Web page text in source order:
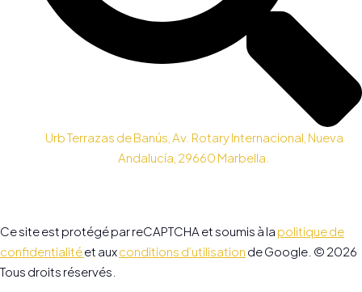
Urb Terrazas de Banús, Av. Rotary Internacional, Nueva
Andalucía, 29660 Marbella.
Ce site est protégé par reCAPTCHA et soumis à la politique de
confidentialitéet auxconditions d’utilisation de Google. © 2026
Tous droits réservés.